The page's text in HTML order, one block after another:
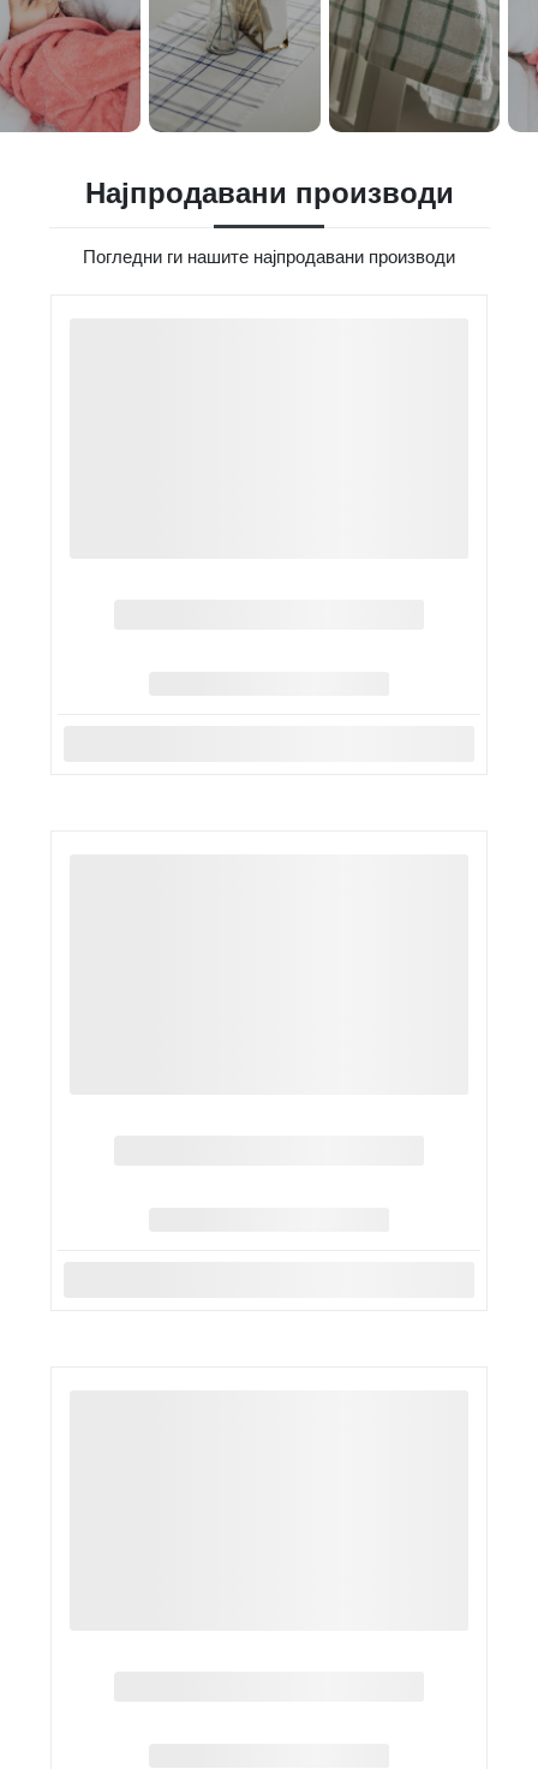
Најпродавани производи
Погледни ги нашите најпродавани производи